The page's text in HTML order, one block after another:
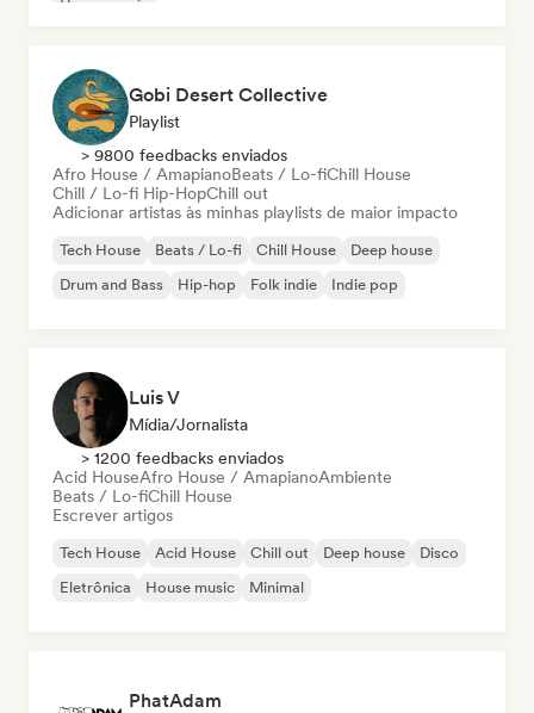
House music
Gobi Desert Collective
Playlist
> 9800 feedbacks enviados
Afro House / AmapianoBeats / Lo-fiChill House
Chill / Lo-fi Hip-HopChill out
Adicionar artistas às minhas playlists de maior impacto
Tech House Beats / Lo-fi Chill House
Deep house
Drum and Bass
Hip-hop Folk indie Indie pop
Luis V
Mídia/Jornalista
> 1200 feedbacks enviados
Acid HouseAfro House / AmapianoAmbiente
Beats / Lo-fiChill House
Escrever artigos
Tech House Acid House Chill out Deep house
Disco
Eletrônica
House music Minimal
PhatAdam